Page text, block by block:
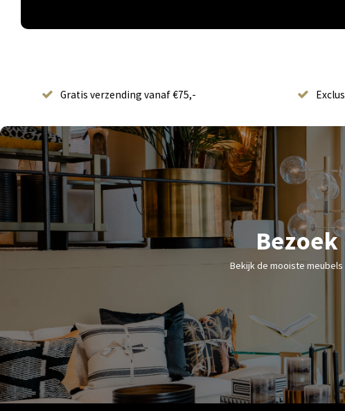
Gratis verzending vanaf €75,-
Bekijk de mooiste